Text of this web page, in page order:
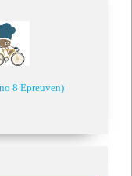
8 Epreuven)